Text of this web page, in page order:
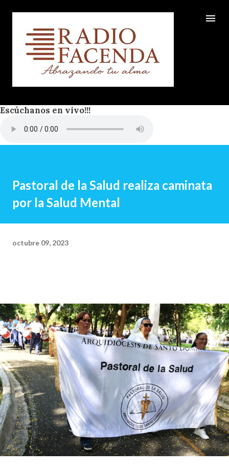
Ir al contenido principal
Escúchanos en vivo!!!
Pastoral de la Salud realiza caminata
por la Salud Mental
octubre 09, 2023